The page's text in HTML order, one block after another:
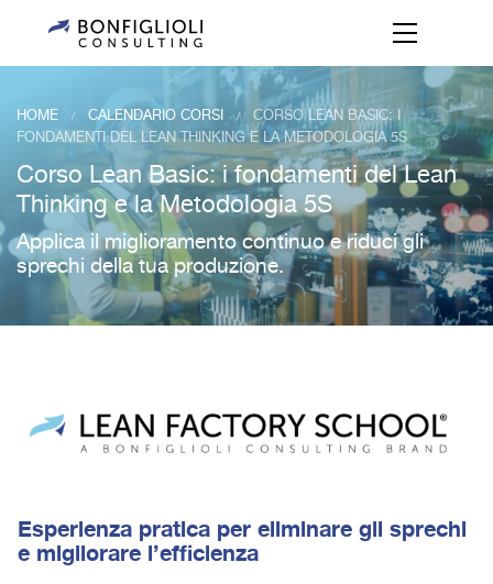
HOME / CALENDARIO CORSI /
CORSO LEAN BASIC: I
FONDAMENTI DEL LEAN THINKING E LA METODOLOGIA 5S
Corso Lean Basic: i fondamenti del Lean
Thinking e la Metodologia 5S
Applica il miglioramento continuo e riduci gli
sprechi della tua produzione.
Esperienza pratica per eliminare gli sprechi
e migliorare l’efficienza